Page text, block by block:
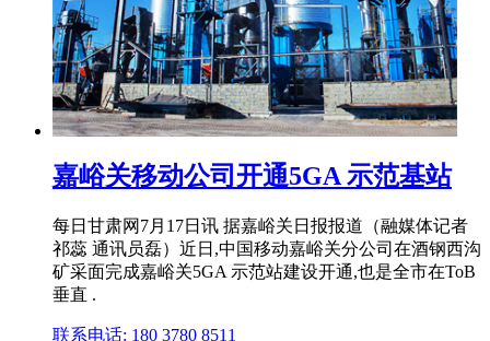
嘉峪关移动公司开通5GA 示范基站
每日甘肃网7月17日讯 据嘉峪关日报报道（融媒体记者
祁蕊 通讯员磊）近日,中国移动嘉峪关分公司在酒钢西沟
矿采面完成嘉峪关5GA 示范站建设开通,也是全市在ToB
垂直 .
联系电话: 180 3780 8511